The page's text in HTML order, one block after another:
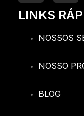
LINKS
NOSSOS
NOSSO
BLOG